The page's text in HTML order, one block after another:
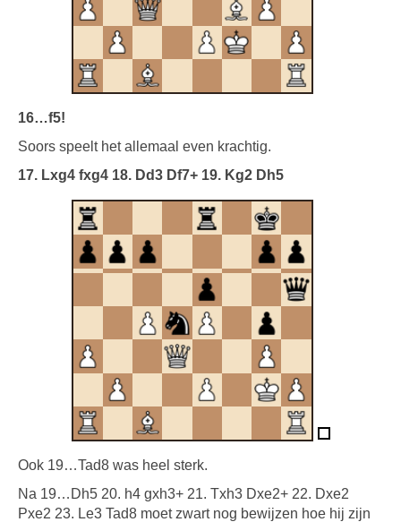
16…f5!
Soors speelt het allemaal even krachtig.
17. Lxg4 fxg4 18. Dd3 Df7+ 19. Kg2 Dh5
Ook 19…Tad8 was heel sterk.
Na 19…Dh5 20. h4 gxh3+ 21. Txh3 Dxe2+ 22. Dxe2
Pxe2 23. Le3 Tad8 moet zwart nog bewijzen hoe hij zijn